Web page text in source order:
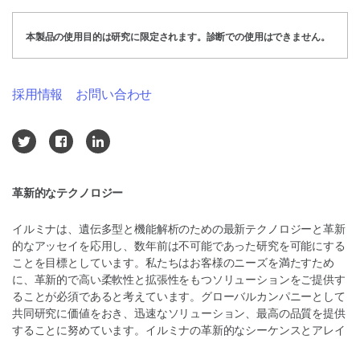
本製品の使用目的は研究に限定されます。診断での使用はできません。
革新的なテクノロジー
イルミナは、遺伝多型と機能解析のための最新テクノロジーと革新
的なアッセイを応用し、数年前は不可能であった研究を可能にする
ことを目標としています。私たちはお客様のニーズを満たすため
に、革新的で高い柔軟性と拡張性をもつソリューションをご提供す
ることが必須であると考えています。グローバルカンパニーとして
共同研究に価値をおき、迅速なソリューション、最高の品質を提供
することに努めています。イルミナの革新的なシーケンスとアレイ
採用情報 お問い合わせ